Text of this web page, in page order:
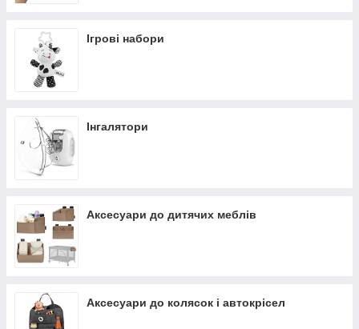
Ігрові набори
Інгалятори
Аксесуари до дитячих меблів
Аксесуари до колясок і автокрісел